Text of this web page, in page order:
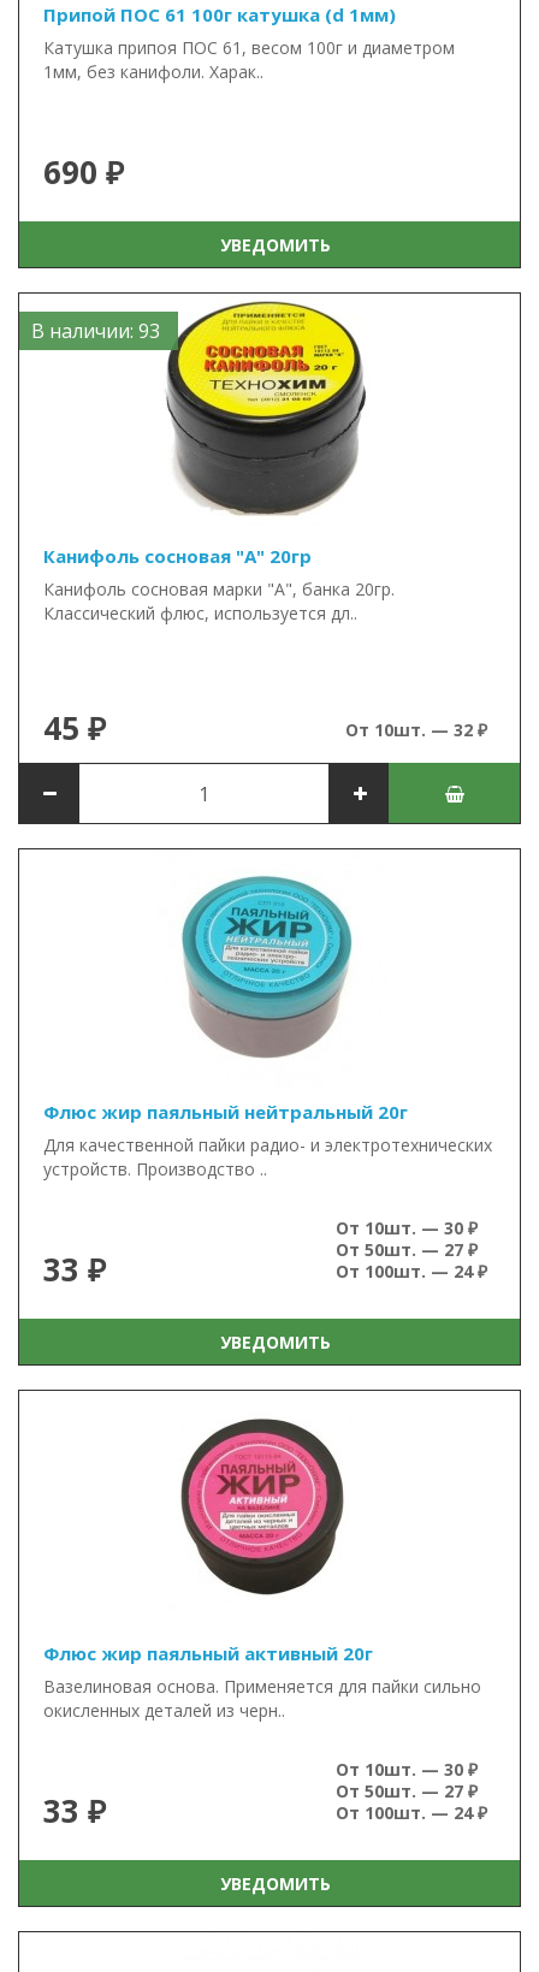
Припой ПОС 61 100г катушка (d 1мм)
Катушка припоя ПОС 61, весом 100г и диаметром
1мм, без канифоли. Харак..
690 ₽
УВЕДОМИТЬ
В наличии: 93
Канифоль сосновая "А" 20гр
Канифоль сосновая марки "А", банка 20гр.
Классический флюс, используется дл..
45 ₽ От 10шт. — 32 ₽
Флюс жир паяльный нейтральный 20г
Для качественной пайки радио- и электротехнических
устройств. Производство ..
33 ₽
От 10шт. — 30 ₽
От 50шт. — 27 ₽
От 100шт. — 24 ₽
УВЕДОМИТЬ
Флюс жир паяльный активный 20г
Вазелиновая основа. Применяется для пайки сильно
окисленных деталей из черн..
33 ₽
От 10шт. — 30 ₽
От 50шт. — 27 ₽
От 100шт. — 24 ₽
УВЕДОМИТЬ